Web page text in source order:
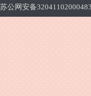
苏公网安备